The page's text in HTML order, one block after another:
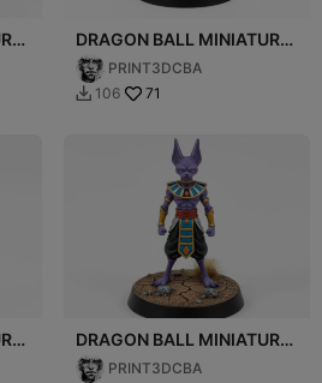
DRAGON BALL MINIATURE
013 PRINT3DCBA
 106 71
DRAGON BALL MINIATURE
017 PRINT3DCBA